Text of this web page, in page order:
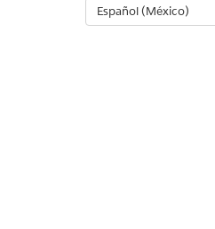
Español (México)